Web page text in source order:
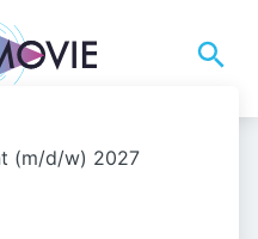
(m/d/w) 2027